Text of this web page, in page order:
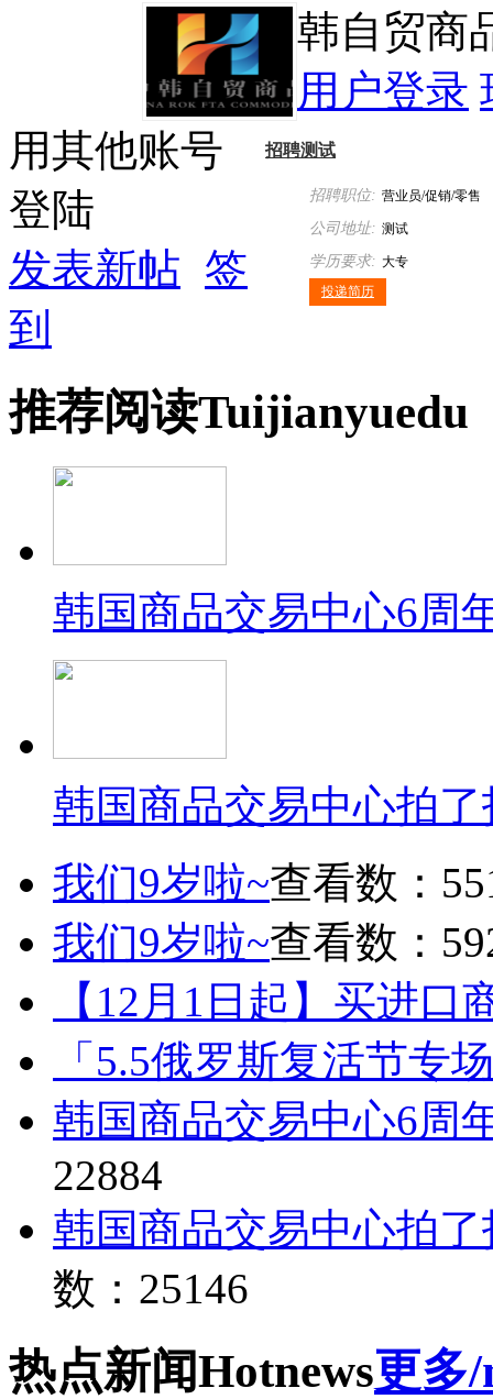
招聘测试
招聘职位: 营业员/促销/零售
公司地址: 测试
学历要求: 大专
投递简历
韩自贸商
用户登录
用其他账号
登陆
发表新帖 签
到
推荐阅读Tuijianyuedu
韩国商品交易中心6周
韩国商品交易中心拍
我们9岁啦~查看数：
我们9岁啦~查看数：
【12月1日起】买进口
「5.5俄罗斯复活节专
韩国商品交易中心6周
22884
韩国商品交易中心拍
数：25146
热点新闻Hotnews更多